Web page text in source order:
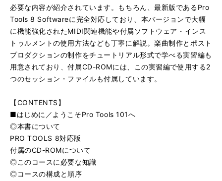
必要な内容が紹介されています。もちろん、最新版であるPro
Tools 8 Softwareに完全対応しており、本バージョンで大幅
に機能強化されたMIDI関連機能や付属ソフトウェア・インス
トゥルメントの使用方法なども丁寧に解説。楽曲制作とポスト
プロダクションの制作をチュートリアル形式で学べる実習編も
用意されており、付属CD-ROMには、この実習編で使用する2
つのセッション・ファイルも付属しています。
【CONTENTS】
■はじめに／ようこそPro Tools 101へ
◎本書について
PRO TOOLS 8対応版
付属のCD-ROMについて
◎このコースに必要な知識
◎コースの構成と順序